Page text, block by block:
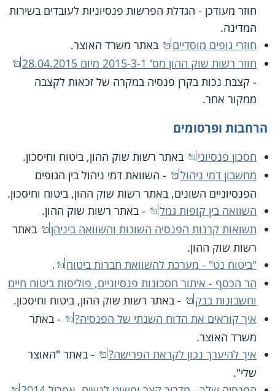
חוזר מעודכן - הגדלת הפרשות פנסיוניות לעובדים בשירות
המדינה.
חוזרי גופים מוסדיים
באתר משרד האוצר.
חוזר רשות שוק ההון מס' 2015-3-1 מיום 28.04.2015
- קצבת נכות בקרן פנסיה במקרה של זכאות לקצבה
ממקור אחר.
הרחבות ופרסומים
חסכון פנסיוני
באתר רשות שוק ההון, ביטוח וחיסכון.
מחשבון דמי ניהול
- השוואת דמי ניהול בין הגופים
הפנסיוניים השונים, באתר רשות שוק ההון, ביטוח וחיסכון.
השוואה בין קופות גמל
- באתר רשות שוק ההון.
תשואות קרנות הפנסיה השונות והשוואה ביניהן
באתר
רשות שוק ההון.
"ביטוח נט" - מערכת להשוואת חברות ביטוח
.
הר הכסף - איתור חסכונות פנסיוניים, פוליסות ביטוח חיים
וחשבונות בנק
- באתר רשות שוק ההון, ביטוח וחיסכון.
איך קוראים את הדוח השנתי של הפנסיה?
- באתר
משרד האוצר.
איך להיערך נכון לקראת הפרישה?
- באתר "האוצר
שלי".